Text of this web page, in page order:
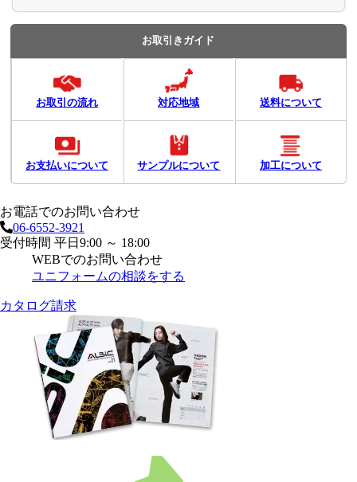
お取引きガイド
お取引の流れ 対応地域 送料について
お支払いについて サンプルについて 加工について
お電話でのお問い合わせ
06-6552-3921
受付時間 平日9:00 ～ 18:00
WEBでのお問い合わせ
ユニフォームの相談をする
カタログ請求